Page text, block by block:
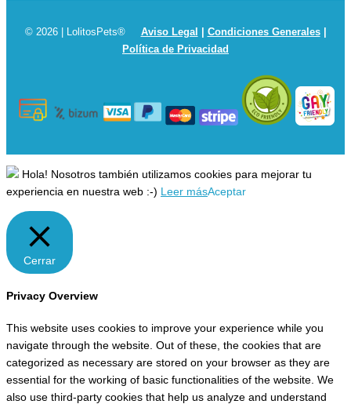
© 2026 | LolitosPets® Aviso Legal Condiciones Generales|
Política de Privacidad
Hola! Nosotros también utilizamos cookies para mejorar tu
experiencia en nuestra web :-) Leer másAceptar
Cerrar
Privacy Overview
This website uses cookies to improve your experience while you
navigate through the website. Out of these, the cookies that are
categorized as necessary are stored on your browser as they are
essential for the working of basic functionalities of the website. We
also use third-party cookies that help us analyze and understand